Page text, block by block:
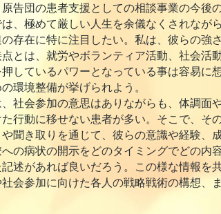
告団の患者支援としての相談事業の今後
、極めて厳しい人生を余儀なくされなが
存在に特に注目したい。私は、彼らの強
とは、就労やボランティア活動、社会
しているパワーとなっている事は容易
環境整備が挙げられよう。
社会参加の意思はありながらも、体調面
行動に移せない患者が多い。そこで、
聞き取りを通じて、彼らの意識や経験、
の病状の開示をどのタイミングでどの
述があれば良いだろう。この様な情報
会参加に向けた各人の戦略戦術の構想、